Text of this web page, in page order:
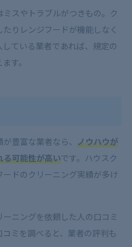
スやトラブルがつきもの。ク
りレンジフードが機能しなく
ている業者であれば、規定の
す。
豊富な業者なら、 ノウハウが
る可能性が高いです。ハウスク
ドのクリーニング実績が多け
ニングを依頼した人の口コミ
ミを調べると、業者の評判も